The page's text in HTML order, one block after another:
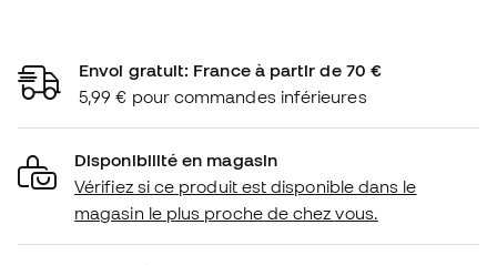
Envoi gratuit: France à partir de 70 €
5,99 € pour commandes inférieures
Disponibilité en magasin
Vérifiez si ce produit est disponible dans le
magasin le plus proche de chez vous.